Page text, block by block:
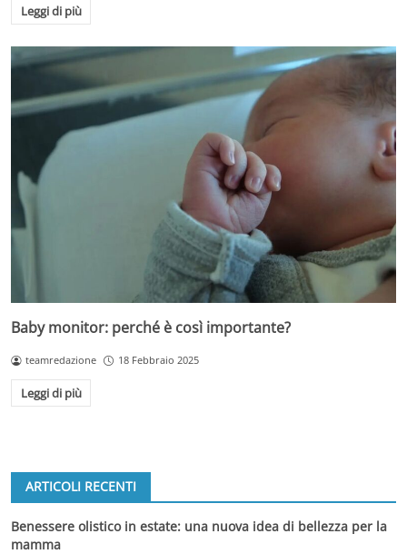
Leggi di più
Baby monitor: perché è così importante?
teamredazione 18 Febbraio 2025
Leggi di più
ARTICOLI RECENTI
Benessere olistico in estate: una nuova idea di bellezza per la
mamma